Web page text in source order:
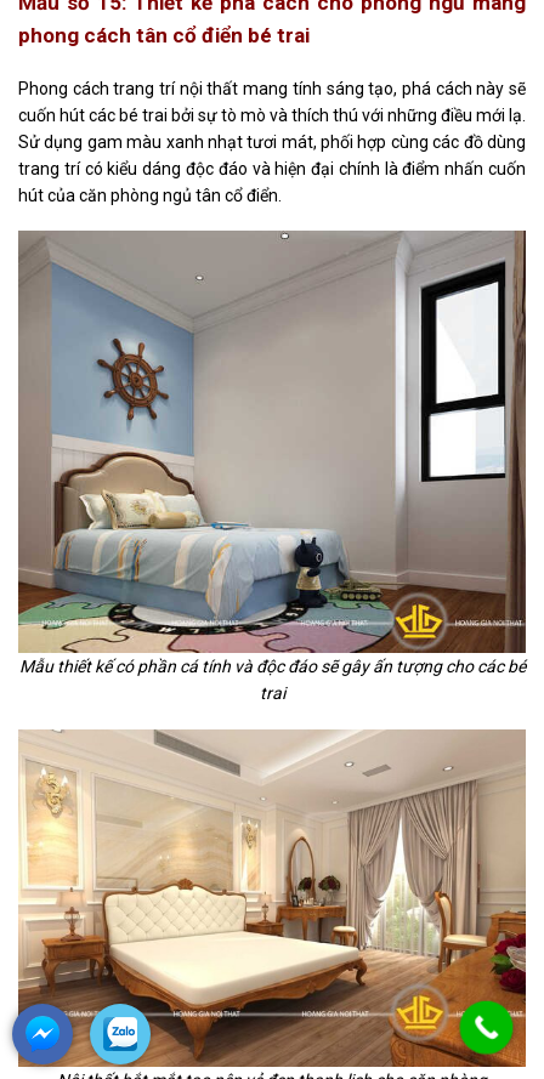
phong cách tân cổ điển bé trai
Phong cách trang trí nội thất mang tính sáng tạo, phá cách này sẽ
cuốn hút các bé trai bởi sự tò mò và thích thú với những điều mới lạ.
Sử dụng gam màu xanh nhạt tươi mát, phối hợp cùng các đồ dùng
trang trí có kiểu dáng độc đáo và hiện đại chính là điểm nhấn cuốn
hút của căn phòng ngủ tân cổ điển.
Mẫu thiết kế có phần cá tính và độc đáo sẽ gây ấn tượng cho các bé
trai